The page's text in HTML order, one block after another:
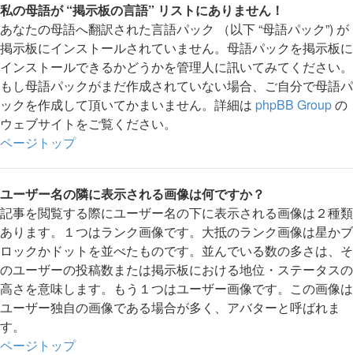
私の母語が “掲示板の言語” リストにありません！
あなたの母語へ翻訳された言語パック （以下 “母語パック”) が
掲示板にインストールされていません。母語パックを掲示板に
インストールできるかどうかを管理人に訊いてみてください。
もし母語パックがまだ作成されていない場合、ご自分で母語パ
ックを作成して頂いてかまいません。詳細は phpBB Groupの
ウェブサイトをご覧ください。
ページトップ
ユーザー名の隣に表示される画像は何ですか？
記事を閲覧する際にユーザー名の下に表示される画像は２種類
あります。１つはランク画像です。大抵のランク画像は星かブ
ロックかドットを並べたものです。並んでいる数の多さは、そ
のユーザーの投稿数または掲示板における地位・ステータスの
高さを意味します。もう１つはユーザー画像です。この画像は
ユーザー独自の画像である場合が多く、アバターと呼ばれま
す。
ページトップ